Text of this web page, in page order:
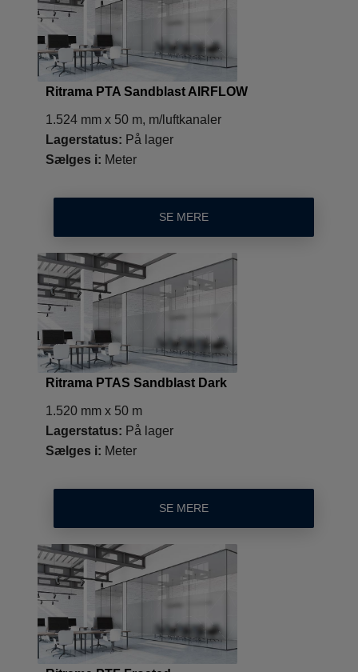
Ritrama PTA Sandblast AIRFLOW
1.524 mm x 50 m, m/luftkanaler
Lagerstatus: På lager
Sælges i: Meter
SE MERE
Ritrama PTAS Sandblast Dark
1.520 mm x 50 m
Lagerstatus: På lager
Sælges i: Meter
SE MERE